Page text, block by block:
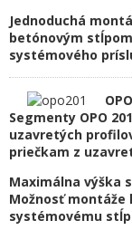
Jednoduchá
betónovým
systémového
Segmenty OPO
uzavretých
priečkam z
Maximálna výška
Možnosť montáže
systémovému